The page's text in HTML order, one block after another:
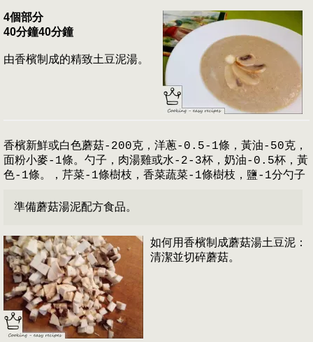
4個部分
40分鐘40分鐘
由香檳制成的精致土豆泥湯。
香檳新鮮或白色蘑菇-200克，洋蔥-0.5-1條，黃油-50克，
面粉小麥-1條。勺子，肉湯雞或水-2-3杯，奶油-0.5杯，黃
色-1條。，芹菜-1條樹枝，香菜蔬菜-1條樹枝，鹽-1分勺子
準備蘑菇湯泥配方食品。
如何用香檳制成蘑菇湯土豆泥：
清潔並切碎蘑菇。